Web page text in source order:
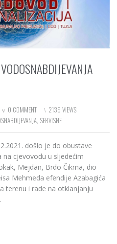
0 COMMENT
2139 VIEWS
, SERVISNE
došlo je do obustave
cjevovodu u sljedećim
Mejdan, Brdo Čikma, dio
Mehmeda efendije Azabagića
terenu i rade na otklanjanju